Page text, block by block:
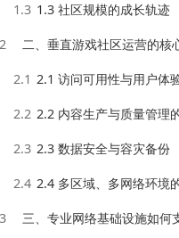
1.3 1.3 社区规模的成长轨迹
2 二、垂直游戏社区运营的核
2.1 2.1 访问可用性与用户体
2.2 2.2 内容生产与质量管理
2.3 2.3 数据安全与容灾备份
2.4 2.4 多区域、多网络环境
3 三、专业网络基础设施如何